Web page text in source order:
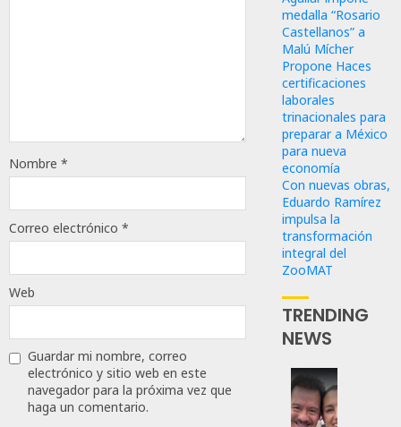
Nombre *
Correo electrónico *
Web
Guardar mi nombre, correo
electrónico y sitio web en este
navegador para la próxima vez que
haga un comentario.
medalla “Rosario
Castellanos” a
Malú Mícher
Propone Haces
certificaciones
laborales
trinacionales para
preparar a México
para nueva
economía
Con nuevas obras,
Eduardo Ramírez
impulsa la
transformación
integral del
ZooMAT
TRENDING
NEWS